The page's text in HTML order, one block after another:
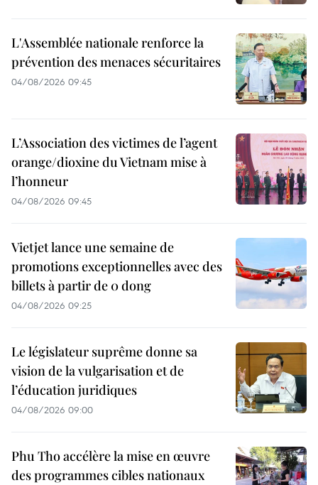
L'Assemblée nationale renforce la
prévention des menaces sécuritaires
04/08/2026 09:45
L’Association des victimes de l’agent
orange/dioxine du Vietnam mise à
l’honneur
04/08/2026 09:45
Vietjet lance une semaine de
promotions exceptionnelles avec des
billets à partir de 0 dong
04/08/2026 09:25
Le législateur suprême donne sa
vision de la vulgarisation et de
l’éducation juridiques
04/08/2026 09:00
Phu Tho accélère la mise en œuvre
des programmes cibles nationaux